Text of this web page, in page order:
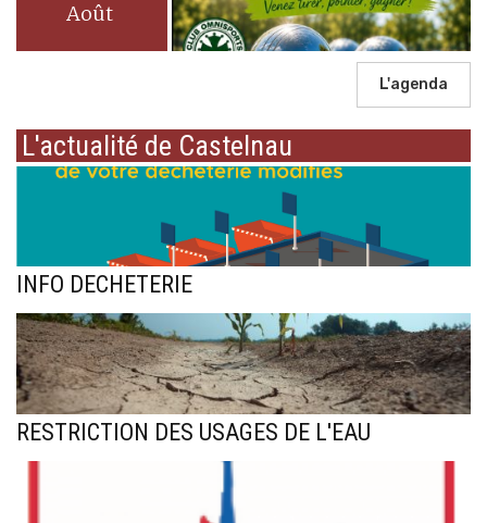
Août
L'agenda
L'actualité de Castelnau
INFO DECHETERIE
RESTRICTION DES USAGES DE L'EAU